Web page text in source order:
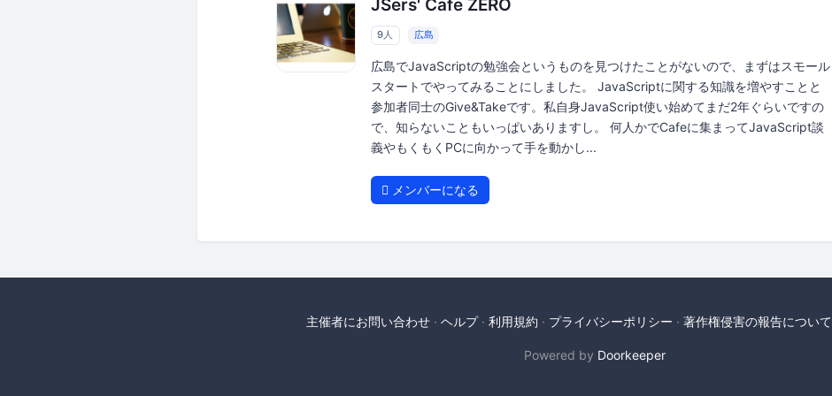
JSers' Cafe ZERO
9人 広島
広島でJavaScriptの勉強会というものを見つけたことがないので、まずはスモール
スタートでやってみることにしました。 JavaScriptに関する知識を増やすことと
参加者同士のGive&Takeです。私自身JavaScript使い始めてまだ2年ぐらいですの
で、知らないこともいっぱいありますし。 何人かでCafeに集まってJavaScript談
義やもくもくPCに向かって手を動かし...
メンバーになる
主催者にお問い合わせ ヘルプ 利用規約 プライバシーポリシー 著作権侵害の報告について
Powered by Doorkeeper